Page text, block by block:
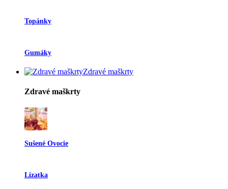
Topánky
Gumáky
Zdravé maškrty
Zdravé maškrty
Sušené Ovocie
Lízatka